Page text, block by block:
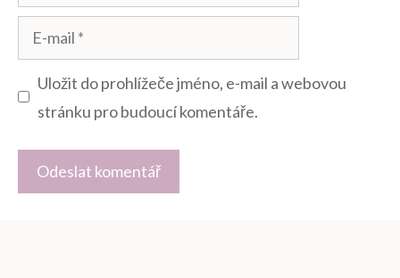
mail
Uložit do prohlížeče jméno, e-mail a webovou
stránku pro budoucí komentáře.